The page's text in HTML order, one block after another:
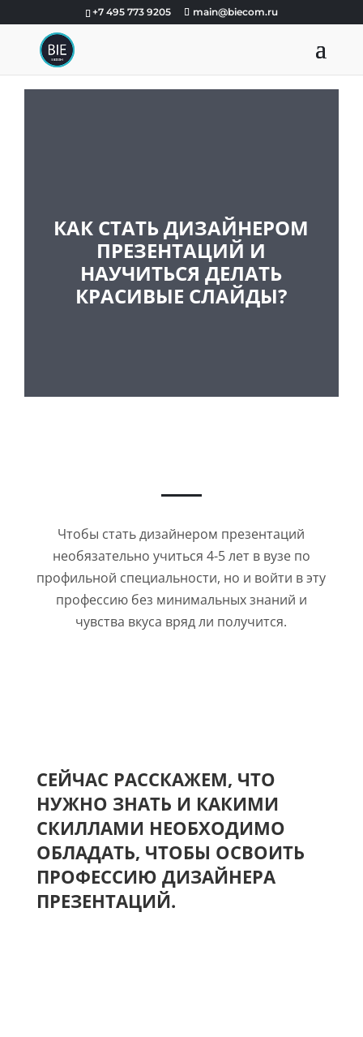
+7 495 773 9205 main@biecom.ru
КАК СТАТЬ ДИЗАЙНЕРОМ
ПРЕЗЕНТАЦИЙ И
НАУЧИТЬСЯ ДЕЛАТЬ
КРАСИВЫЕ СЛАЙДЫ?
Чтобы стать дизайнером презентаций
необязательно учиться 4-5 лет в вузе по
профильной специальности, но и войти в эту
профессию без минимальных знаний и
чувства вкуса вряд ли получится.
СЕЙЧАС РАССКАЖЕМ, ЧТО
НУЖНО ЗНАТЬ И КАКИМИ
СКИЛЛАМИ НЕОБХОДИМО
ОБЛАДАТЬ, ЧТОБЫ ОСВОИТЬ
ПРОФЕССИЮ ДИЗАЙНЕРА
ПРЕЗЕНТАЦИЙ.